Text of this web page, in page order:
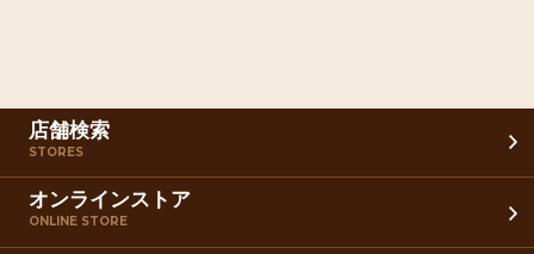
店舗検索
STORES
オンラインストア
ONLINE STORE